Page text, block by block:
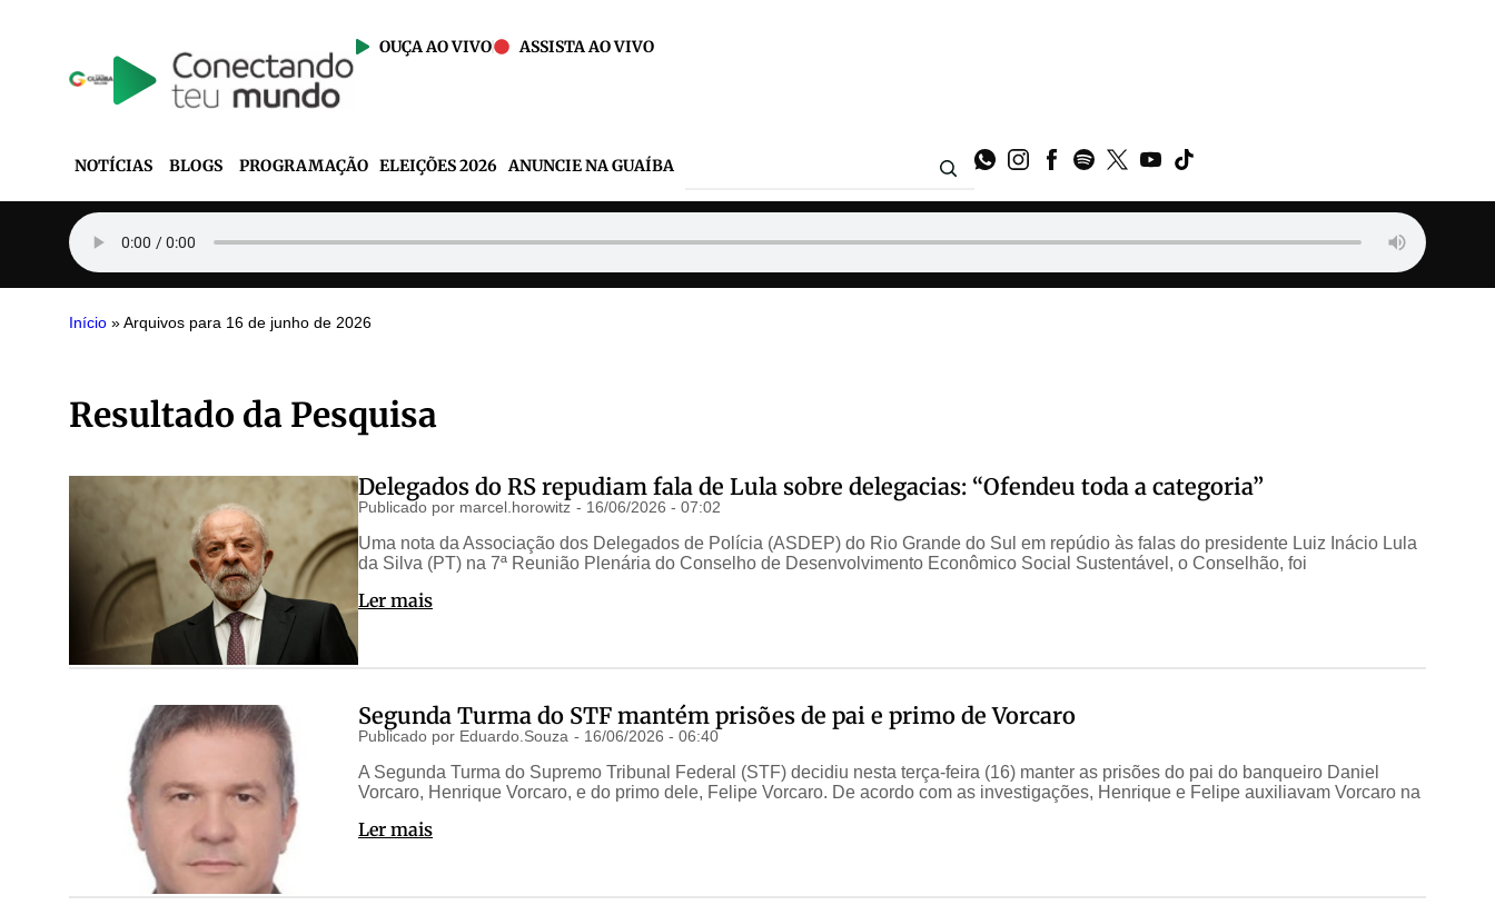
OUÇA AO VIVO ASSISTA AO VIVO
NOTÍCIAS BLOGS PROGRAMAÇÃO ELEIÇÕES 2026 ANUNCIE NA GUAÍBA
Início » Arquivos para 16 de junho de 2026
Resultado da Pesquisa
Delegados do RS repudiam fala de Lula sobre delegacias: “Ofendeu toda a categoria”
Publicado por marcel.horowitz - 16/06/2026 - 07:02
Uma nota da Associação dos Delegados de Polícia (ASDEP) do Rio Grande do Sul em repúdio às falas do presidente Luiz Inácio Lula
da Silva (PT) na 7ª Reunião Plenária do Conselho de Desenvolvimento Econômico Social Sustentável, o Conselhão, foi
Ler mais
Segunda Turma do STF mantém prisões de pai e primo de Vorcaro
Publicado por Eduardo.Souza - 16/06/2026 - 06:40
A Segunda Turma do Supremo Tribunal Federal (STF) decidiu nesta terça-feira (16) manter as prisões do pai do banqueiro Daniel
Vorcaro, Henrique Vorcaro, e do primo dele, Felipe Vorcaro. De acordo com as investigações, Henrique e Felipe auxiliavam Vorcaro na
Ler mais